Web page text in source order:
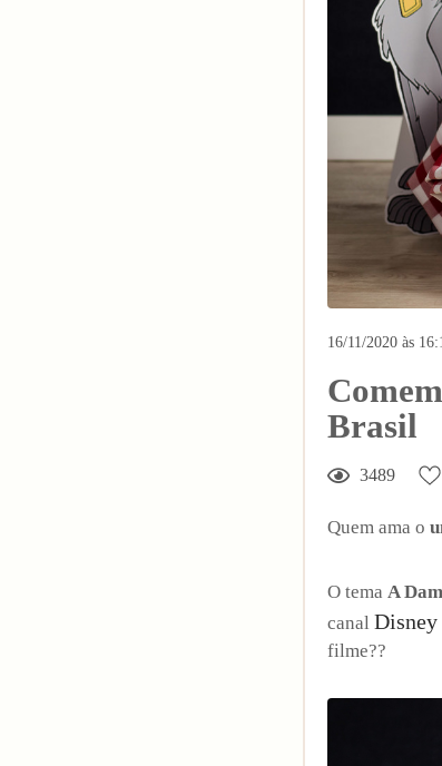
16/11/2020 às
Brasil
3489
Quem ama o
O tema A
canal
filme??